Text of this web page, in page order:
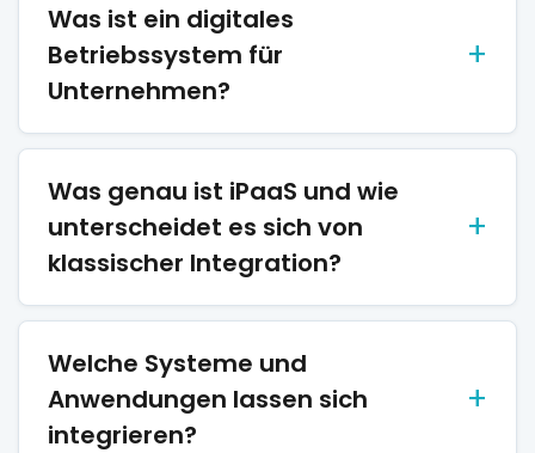
Was ist ein digitales
Betriebssystem für
Unternehmen?
Was genau ist iPaaS und wie
unterscheidet es sich von
klassischer Integration?
Welche Systeme und
Anwendungen lassen sich
integrieren?